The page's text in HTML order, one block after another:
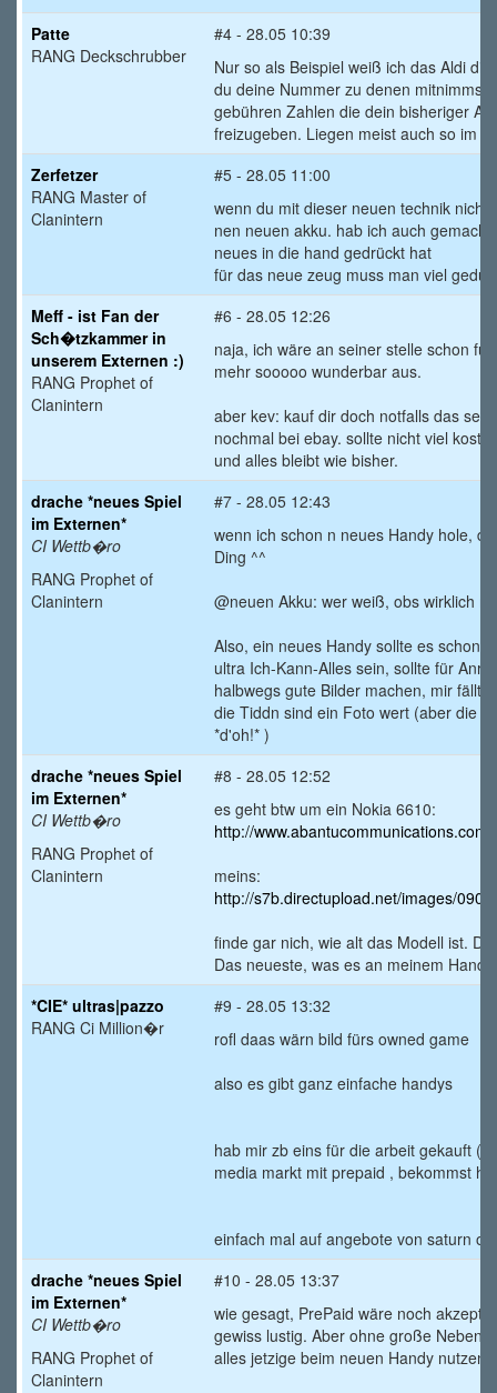
Patte
RANG Deckschrubber
#4 - 28.05 10:39
Nur so als Beispiel weiß ich das Aldi
du deine Nummer zu denen
gebühren Zahlen die dein bisheriger
freizugeben. Liegen meist auch so im
Zerfetzer
RANG Master of
Clanintern
#5 - 28.05 11:00
wenn du mit dieser neuen technik nicht
nen neuen akku. hab ich auch
neues in die hand gedrückt hat
für das neue zeug muss man viel
Meff - ist Fan der
Sch�tzkammer in
unserem Externen :)
RANG Prophet of
Clanintern
#6 - 28.05 12:26
naja, ich wäre an seiner stelle schon
mehr sooooo wunderbar aus.
aber kev: kauf dir doch notfalls das
nochmal bei ebay. sollte nicht viel
und alles bleibt wie bisher.
drache *neues Spiel
im Externen*
CI Wettb�ro
RANG Prophet of
Clanintern
#7 - 28.05 12:43
wenn ich schon n neues Handy hole,
Ding ^^
@neuen Akku: wer weiß, obs wirklich
Also, ein neues Handy sollte es schon
ultra Ich-Kann-Alles sein, sollte für
halbwegs gute Bilder machen, mir fällt
die Tiddn sind ein Foto wert (aber die
*d'oh!* )
drache *neues Spiel
im Externen*
CI Wettb�ro
RANG Prophet of
Clanintern
#8 - 28.05 12:52
es geht btw um ein Nokia 6610:
http://
meins:
http://s7b.directupload.net/images/
finde gar nich, wie alt das Modell ist.
Das neueste, was es an meinem
*CIE* ultras|pazzo
RANG Ci Million�r
#9 - 28.05 13:32
rofl daas wärn bild fürs owned game
also es gibt ganz einfache handys
hab mir zb eins für die arbeit gekauft
media markt mit prepaid , bekommst
einfach mal auf angebote von saturn
drache *neues Spiel
im Externen*
CI Wettb�ro
RANG Prophet of
Clanintern
#10 - 28.05 13:37
wie gesagt, PrePaid wäre noch
gewiss lustig. Aber ohne große
alles jetzige beim neuen Handy nutzen